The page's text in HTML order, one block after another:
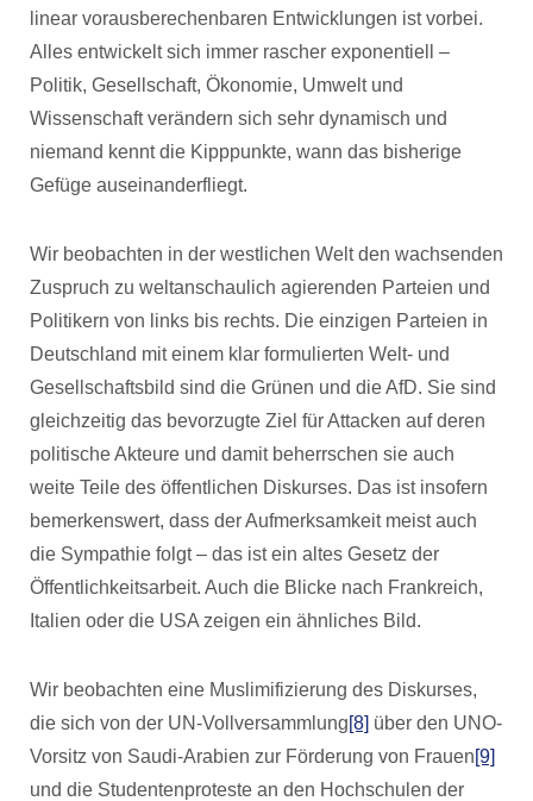
linear vorausberechenbaren Entwicklungen ist vorbei.
Alles entwickelt sich immer rascher exponentiell –
Politik, Gesellschaft, Ökonomie, Umwelt und
Wissenschaft verändern sich sehr dynamisch und
niemand kennt die Kipppunkte, wann das bisherige
Gefüge auseinanderfliegt.
Wir beobachten in der westlichen Welt den wachsenden
Zuspruch zu weltanschaulich agierenden Parteien und
Politikern von links bis rechts. Die einzigen Parteien in
Deutschland mit einem klar formulierten Welt- und
Gesellschaftsbild sind die Grünen und die AfD. Sie sind
gleichzeitig das bevorzugte Ziel für Attacken auf deren
politische Akteure und damit beherrschen sie auch
weite Teile des öffentlichen Diskurses. Das ist insofern
bemerkenswert, dass der Aufmerksamkeit meist auch
die Sympathie folgt – das ist ein altes Gesetz der
Öffentlichkeitsarbeit. Auch die Blicke nach Frankreich,
Italien oder die USA zeigen ein ähnliches Bild.
Wir beobachten eine Muslimifizierung des Diskurses,
die sich von der UN-Vollversammlung[8] über den UNO-
Vorsitz von Saudi-Arabien zur Förderung von Frauen[9]
und die Studentenproteste an den Hochschulen der